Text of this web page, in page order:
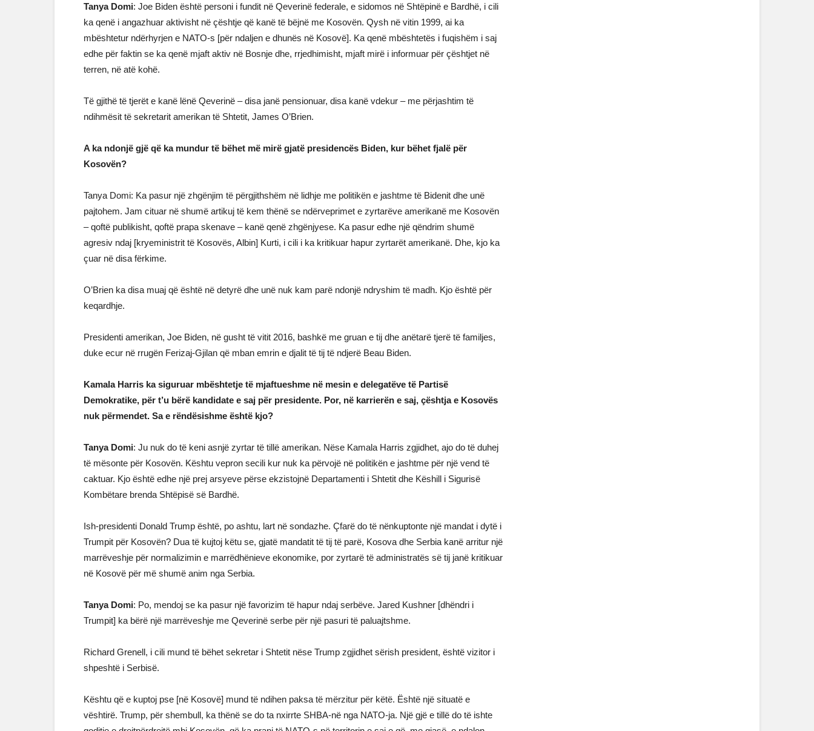
Tanya Domi: Joe Biden është personi i fundit në Qeverinë federale, e sidomos në Shtëpinë e Bardhë, i cili
ka qenë i angazhuar aktivisht në çështje që kanë të bëjnë me Kosovën. Qysh në vitin 1999, ai ka
mbështetur ndërhyrjen e NATO-s [për ndaljen e dhunës në Kosovë]. Ka qenë mbështetës i fuqishëm i saj
edhe për faktin se ka qenë mjaft aktiv në Bosnje dhe, rrjedhimisht, mjaft mirë i informuar për çështjet në
terren, në atë kohë.
Të gjithë të tjerët e kanë lënë Qeverinë – disa janë pensionuar, disa kanë vdekur – me përjashtim të
ndihmësit të sekretarit amerikan të Shtetit, James O’Brien.
A ka ndonjë gjë që ka mundur të bëhet më mirë gjatë presidencës Biden, kur bëhet fjalë për
Kosovën?
Tanya Domi: Ka pasur një zhgënjim të përgjithshëm në lidhje me politikën e jashtme të Bidenit dhe unë
pajtohem. Jam cituar në shumë artikuj të kem thënë se ndërveprimet e zyrtarëve amerikanë me Kosovën
– qoftë publikisht, qoftë prapa skenave – kanë qenë zhgënjyese. Ka pasur edhe një qëndrim shumë
agresiv ndaj [kryeministrit të Kosovës, Albin] Kurti, i cili i ka kritikuar hapur zyrtarët amerikanë. Dhe, kjo ka
çuar në disa fërkime.
O’Brien ka disa muaj që është në detyrë dhe unë nuk kam parë ndonjë ndryshim të madh. Kjo është për
keqardhje.
Presidenti amerikan, Joe Biden, në gusht të vitit 2016, bashkë me gruan e tij dhe anëtarë tjerë të familjes,
duke ecur në rrugën Ferizaj-Gjilan që mban emrin e djalit të tij të ndjerë Beau Biden.
Kamala Harris ka siguruar mbështetje të mjaftueshme në mesin e delegatëve të Partisë
Demokratike, për t’u bërë kandidate e saj për presidente. Por, në karrierën e saj, çështja e Kosovës
nuk përmendet. Sa e rëndësishme është kjo?
Tanya Domi: Ju nuk do të keni asnjë zyrtar të tillë amerikan. Nëse Kamala Harris zgjidhet, ajo do të duhej
të mësonte për Kosovën. Kështu vepron secili kur nuk ka përvojë në politikën e jashtme për një vend të
caktuar. Kjo është edhe një prej arsyeve përse ekzistojnë Departamenti i Shtetit dhe Këshill i Sigurisë
Kombëtare brenda Shtëpisë së Bardhë.
Ish-presidenti Donald Trump është, po ashtu, lart në sondazhe. Çfarë do të nënkuptonte një mandat i dytë i
Trumpit për Kosovën? Dua të kujtoj këtu se, gjatë mandatit të tij të parë, Kosova dhe Serbia kanë arritur një
marrëveshje për normalizimin e marrëdhënieve ekonomike, por zyrtarë të administratës së tij janë kritikuar
në Kosovë për më shumë anim nga Serbia.
Tanya Domi: Po, mendoj se ka pasur një favorizim të hapur ndaj serbëve. Jared Kushner [dhëndri i
Trumpit] ka bërë një marrëveshje me Qeverinë serbe për një pasuri të paluajtshme.
Richard Grenell, i cili mund të bëhet sekretar i Shtetit nëse Trump zgjidhet sërish president, është vizitor i
shpeshtë i Serbisë.
Kështu që e kuptoj pse [në Kosovë] mund të ndihen paksa të mërzitur për këtë. Është një situatë e
vështirë. Trump, për shembull, ka thënë se do ta nxirrte SHBA-në nga NATO-ja. Një gjë e tillë do të ishte